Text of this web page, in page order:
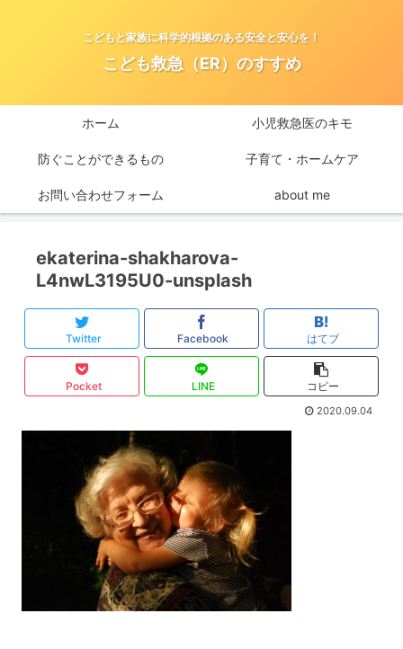
こどもと家族に科学的根拠のある安全と安心を！
こども救急（ER）のすすめ
ホーム 小児救急医のキモ
防ぐことができるもの 子育て・ホームケア
お問い合わせフォーム about me
ekaterina-shakharova-
L4nwL3195U0-unsplash
Twitter Facebook はてブ
Pocket LINE コピー
2020.09.04